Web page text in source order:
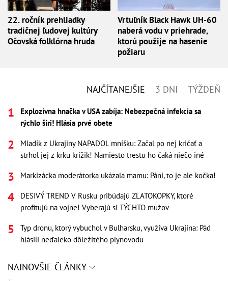
22. ročník prehliadky
tradičnej ľudovej kultúry
Očovská folklórna hruda
Vrtuľník Black Hawk UH-60
naberá vodu v priehrade,
ktorú použije na hasenie
požiaru
NAJČÍTANEJŠIE 3 DNI TÝŽDEŇ
Explozívna hnačka v USA zabíja: Nebezpečná infekcia sa
rýchlo šíri! Hlásia prvé obete
Mladík z Ukrajiny NAPADOL mníšku: Začal po nej kričať a
strhol jej z krku krížik! Namiesto trestu ho čaká niečo iné
Markizácka moderátorka ukázala mamu: Páni, to je ale kočka!
DESIVÝ TREND V Rusku pribúdajú ZLATOKOPKY, ktoré
profitujú na vojne! Vyberajú si TÝCHTO mužov
Typ dronu, ktorý vybuchol v Bulharsku, využíva Ukrajina: Pád
hlásili neďaleko dôležitého plynovodu
NAJNOVŠIE ČLÁNKY